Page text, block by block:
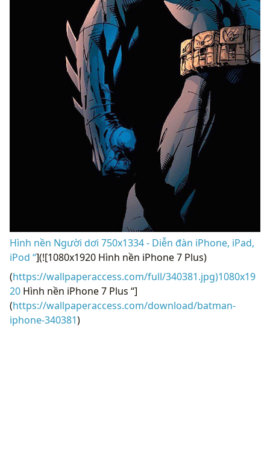
Hình nền Người dơi 750x1334 - Diễn đàn iPhone, iPad,
iPod “](![1080x1920 Hình nền iPhone 7 Plus)
(https://wallpaperaccess.com/full/340381.jpg)1080x19
20 Hình nền iPhone 7 Plus “]
(https://wallpaperaccess.com/download/batman-
iphone-340381)